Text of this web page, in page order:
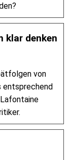
klar denken
von
entsprechend